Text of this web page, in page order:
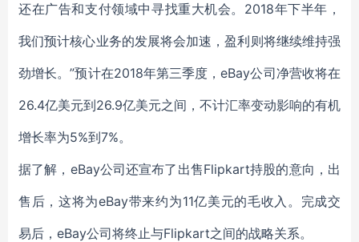
还在广告和支付领域中寻找重大机会。2018年下半年，
我们预计核心业务的发展将会加速，盈利则将继续维持强
劲增长。”预计在2018年第三季度，eBay公司净营收将在
26.4亿美元到26.9亿美元之间，不计汇率变动影响的有机
增长率为5%到7%。
据了解，eBay公司还宣布了出售Flipkart持股的意向，出
售后，这将为eBay带来约为11亿美元的毛收入。完成交
易后，eBay公司将终止与Flipkart之间的战略关系。